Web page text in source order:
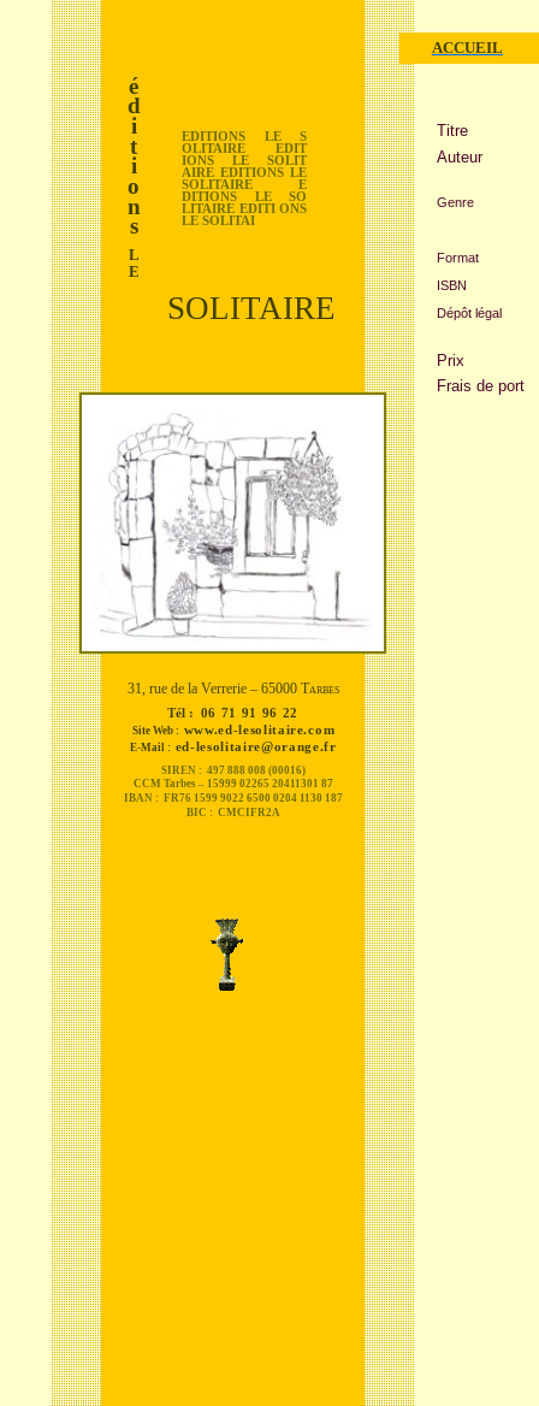
EDITIONS LE S
OLITAIRE EDIT
IONS LE SOLIT
AIRE EDITIONS LE
SOLITAIRE E
DITIONS LE SO
LITAIRE EDITI ONS
LE SOLITAI
SOLITAIRE
é
d
i
t
i
o
n
s
L
E
31, rue de la Verrerie – 65000 Tarbes
Tél : 06 71 91 96 22
Site Web : www.ed-lesolitaire.com
E-Mail : ed-lesolitaire@orange.fr
SIREN : 497 888 008 (00016)
CCM Tarbes – 15999 02265 20411301 87
IBAN : FR76 1599 9022 6500 0204 1130 187
BIC : CMCIFR2A
ACCUEIL
Titre
Auteur
Genre
Format
ISBN
Dépôt légal
Prix
Frais de port